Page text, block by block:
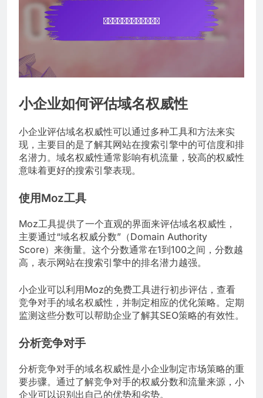
小企业如何评估域名权威性
小企业评估域名权威性可以通过多种工具和方法来实
现，主要目的是了解其网站在搜索引擎中的可信度和排
名潜力。域名权威性通常影响有机流量，较高的权威性
意味着更好的搜索引擎表现。
使用Moz工具
Moz工具提供了一个直观的界面来评估域名权威性，
主要通过“域名权威分数”（Domain Authority
Score）来衡量。这个分数通常在1到100之间，分数越
高，表示网站在搜索引擎中的排名潜力越强。
小企业可以利用Moz的免费工具进行初步评估，查看
竞争对手的域名权威性，并制定相应的优化策略。定期
监测这些分数可以帮助企业了解其SEO策略的有效性。
分析竞争对手
分析竞争对手的域名权威性是小企业制定市场策略的重
要步骤。通过了解竞争对手的权威分数和流量来源，小
企业可以识别出自己的优势和劣势。